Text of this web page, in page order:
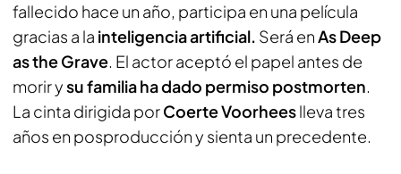
fallecido hace un año, participa en una película
gracias a la inteligencia artificial. Será enAs Deep
as the Grave. El actor aceptó el papel antes de
morir ysu familia ha dado permiso postmorten.
La cinta dirigida porCoerte Voorheeslleva tres
años en posproducción y sienta un precedente.